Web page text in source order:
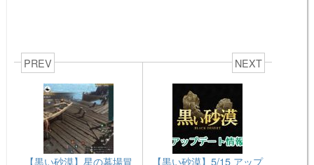
PREV
【黒い砂漠】星の墓場冒
NEXT
【黒い砂漠】5/15 アップ